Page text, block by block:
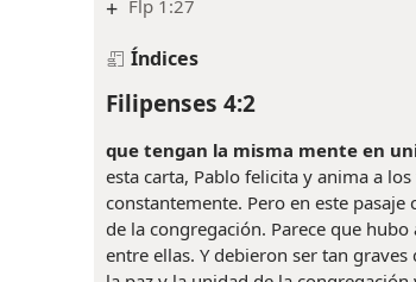
+ Flp 1:27
Índices
Filipenses 4:2
que tengan la misma mente en
esta carta, Pablo felicita y anima a
constantemente. Pero en este pasaje
de la congregación. Parece que
entre ellas. Y debieron ser tan